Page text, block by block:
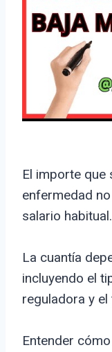
El importe que
enfermedad
salario habitual.
La cuantía
incluyendo el
reguladora y
Entender